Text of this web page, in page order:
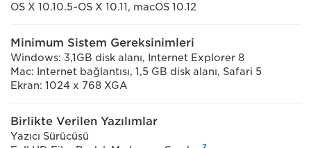
OS X 10.10.5~OS X 10.11, macOS 10.12
Minimum Sistem Gereksinimleri
Windows: 3,1GB disk alanı, Internet Explorer 8
Mac: Internet bağlantısı, 1,5 GB disk alanı, Safari 5
Ekran: 1024 x 768 XGA
Birlikte Verilen Yazılımlar
Yazıcı Sürücüsü